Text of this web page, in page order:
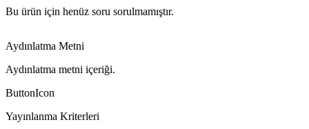
Bu ürün için henüz soru sorulmamıştır.
Aydınlatma Metni
Aydınlatma metni içeriği.
ButtonIcon
Yayınlanma Kriterleri